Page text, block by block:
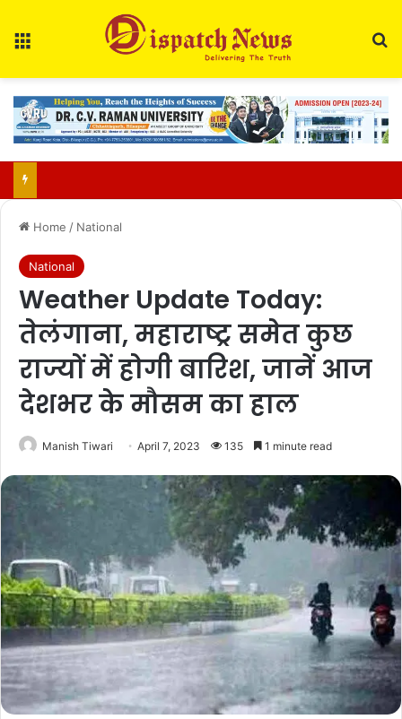
Home / National
National
Weather Update Today:
तेलंगाना, महाराष्ट्र समेत कुछ
राज्यों में होगी बारिश, जानें आज
देशभर के मौसम का हाल
Manish Tiwari April 7, 2023 135 1 minute read